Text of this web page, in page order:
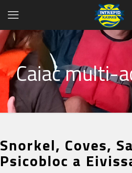
Caiac multi-
Snorkel, Coves,
Psicobloc a